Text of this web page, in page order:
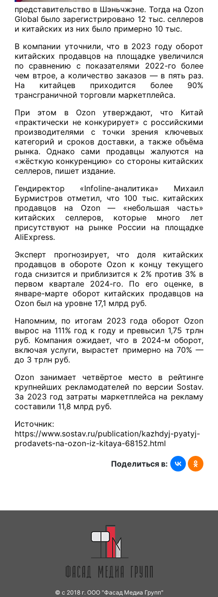
представительство в Шэньчжэне. Тогда на Ozon
Global было зарегистрировано 12 тыс. селлеров
и китайских из них было примерно 10 тыс.
В компании уточнили, что в 2023 году оборот
китайских продавцов на площадке увеличился
по сравнению с показателями 2022-го более
чем втрое, а количество заказов — в пять раз.
На китайцев приходится более 90%
трансграничной торговли маркетплейса.
При этом в Ozon утверждают, что Китай
«практически не конкурирует» с российскими
производителями с точки зрения ключевых
категорий и сроков доставки, а также объёма
рынка. Однако сами продавцы жалуются на
«жёсткую конкуренцию» со стороны китайских
селлеров, пишет издание.
Гендиректор «Infoline-аналитика» Михаил
Бурмистров отметил, что 100 тыс. китайских
продавцов на Ozon — «небольшая часть»
китайских селлеров, которые много лет
присутствуют на рынке России на площадке
AliExpress.
Эксперт прогнозирует, что доля китайских
продавцов в обороте Ozon к концу текущего
года снизится и приблизится к 2% против 3% в
первом квартале 2024-го. По его оценке, в
январе-марте оборот китайских продавцов на
Ozon был на уровне 17,1 млрд руб.
Напомним, по итогам 2023 года оборот Ozon
вырос на 111% год к году и превысил 1,75 трлн
руб. Компания ожидает, что в 2024-м оборот,
включая услуги, вырастет примерно на 70% —
до 3 трлн руб.
Ozon занимает четвёртое место в рейтинге
крупнейших рекламодателей по версии Sostav.
За 2023 год затраты маркетплейса на рекламу
составили 11,8 млрд руб.
Источник:
https://www.sostav.ru/publication/kazhdyj-pyatyj-
prodavets-na-ozon-iz-kitaya-68152.html
Поделиться в:
© с 2018 г. ООО "Фасад Медиа Групп"